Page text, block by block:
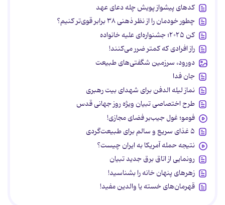
کدهای پیشواز پویش چله دعای عهد
چطور خودمان را از نظر ذهنی ۳۸ برابر قوی‌تر کنیم؟
کن ۲۰۲۵؛ جشنواره‌ای علیه خانواده
راز افرادی که کمتر ضرر می‌کنند!
دورود، سرزمین شگفتی‌های طبیعت
جان فدا
نماز لیله الدفن برای شهدای بیت رهبری
طرح اختصاصی تبیان ویژه روز جهانی قدس
فومو؛ غول جیب‌بر فضای مجازی!
۵ غذای سریع و سالم برای طبیعت‌گردی
نتیجه حمله آمریکا به ایران چیست؟
رونمایی از اتاق برق جدید تبیان
زهرهای پنهان خانه را بشناسید!
قهرمان‌های خسته یا والدین مفید!